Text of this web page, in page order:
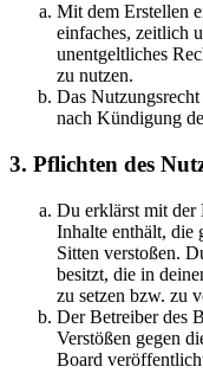
Mit dem Erstellen
einfaches, zeitlich
unentgeltliches
zu nutzen.
Das
nach Kündigung
3. Pflichten des
Du erklärst mit der
Inhalte enthält, die
Sitten verstoßen.
besitzt, die in
zu setzen bzw. zu
Der Betreiber des
Verstößen gegen
Board